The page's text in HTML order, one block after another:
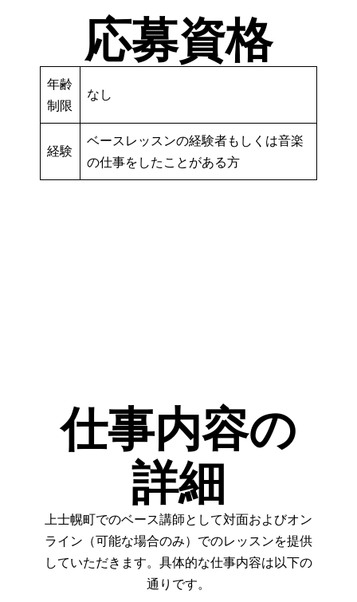
応募資格
年齢
制限
なし
経験
ベースレッスンの経験者もしくは音楽
の仕事をしたことがある方
仕事内容の
詳細
上士幌町でのベース講師として対面およびオン
ライン（可能な場合のみ）でのレッスンを提供
していただきます。具体的な仕事内容は以下の
通りです。